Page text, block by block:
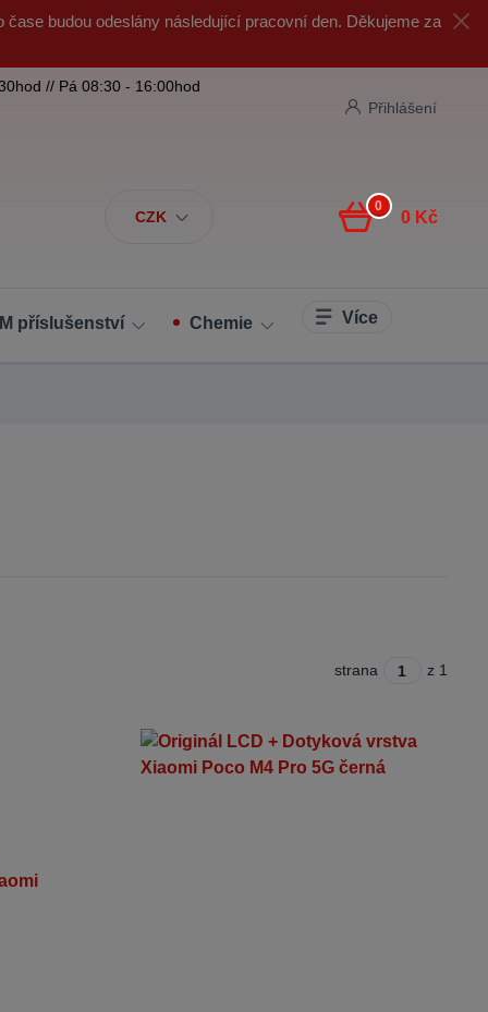
budou odeslány následující pracovní den. Děkujeme za
CZK
Přihlášení
// Pá 08:30 - 16:00hod
0
0 Kč
příslušenství Chemie Více
strana z 1